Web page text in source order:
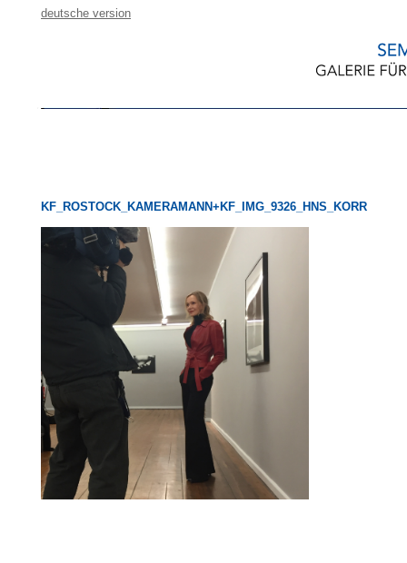
deutsche version
KF_ROSTOCK_KAMERAMANN+KF_IMG_9326_HNS_KORR